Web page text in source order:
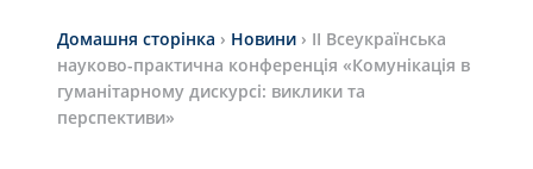
Домашня сторінка › Новини › ІІ Всеукраїнська
науково-практична конференція «Комунікація в
гуманітарному дискурсі: виклики та
перспективи»